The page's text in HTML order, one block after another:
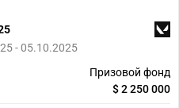
- 05.10.2025
Призовой фонд
$ 2 250 000